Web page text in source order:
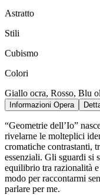
Astratto
Stili
Cubismo
Colori
Giallo ocra, Rosso, Blu
Informazioni Opera
“Geometrie dell’Io”
rivelarne le molteplici
cromatiche contrastanti,
essenziali. Gli sguardi si
equilibrio tra razionalità
modo per raccontarmi
parlare per me.